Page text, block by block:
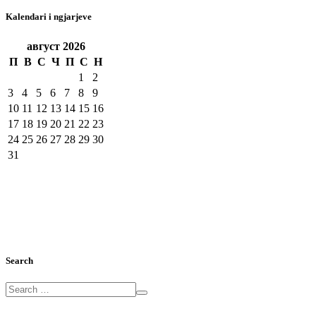
Kalendari i ngjarjeve
август 2026
П В С Ч П С Н
1
2
3
4 5 6 7 8
9
10 11 12 13 14 15 16
17 18 19 20 21 22 23
24 25 26 27 28 29 30
31
Search